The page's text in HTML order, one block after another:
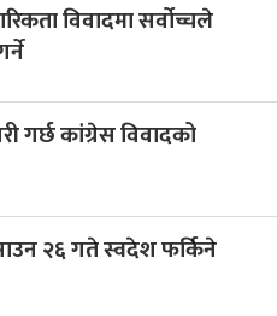
विवादमा सर्वोच्चले
गर्छ कांग्रेस विवादको
२६ गते स्वदेश फर्किने